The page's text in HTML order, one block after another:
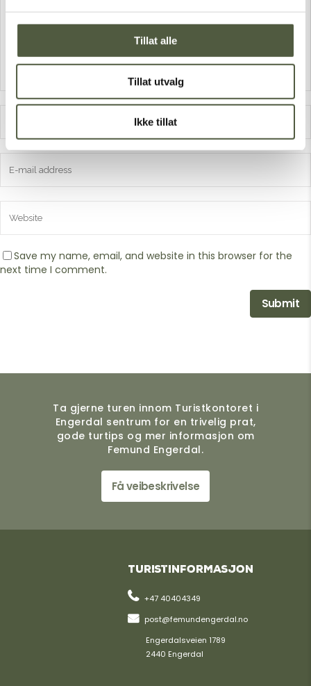
Tillat alle
Tillat utvalg
Ikke tillat
Save my name, email, and website in this browser for the
next time I comment.
Ta gjerne turen innom Turistkontoret i
Engerdal sentrum for en trivelig prat,
gode turtips og mer informasjon om
Femund Engerdal.
Få veibeskrivelse
Turistinformasjon
+47 40404349
post@femundengerdal.no
Engerdalsveien 1789
2440 Engerdal